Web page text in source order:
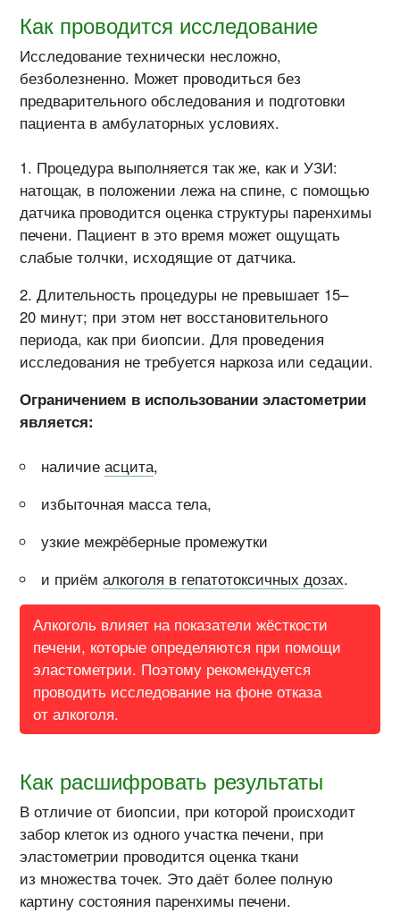
Как проводится исследование
Исследование технически несложно,
безболезненно. Может проводиться без
предварительного обследования и подготовки
пациента в амбулаторных условиях.
Процедура выполняется так же, как и УЗИ:
натощак, в положении лежа на спине, с помощью
датчика проводится оценка структуры паренхимы
печени. Пациент в это время может ощущать
слабые толчки, исходящие от датчика.
Длительность процедуры не превышает 15–
20 минут; при этом нет восстановительного
периода, как при биопсии. Для проведения
исследования не требуется наркоза или седации.
Ограничением в использовании эластометрии
является:
наличиеасцита,
избыточная масса тела,
узкие межрёберные промежутки
и приёмалкоголя в гепатотоксичных дозах.
Алкоголь влияет на показатели жёсткости
печени, которые определяются при помощи
эластометрии. Поэтому рекомендуется
проводить исследование на фоне отказа
от алкоголя.
Как расшифровать результаты
В отличие от биопсии, при которой происходит
забор клеток из одного участка печени, при
эластометрии проводится оценка ткани
из множества точек. Это даёт более полную
картину состояния паренхимы печени.